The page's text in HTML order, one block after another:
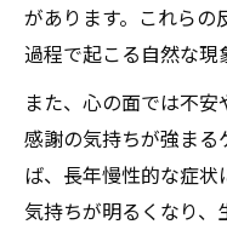
があります。これらの
過程で起こる自然な現
また、心の面では不
感謝の気持ちが強まる
ば、長年慢性的な症
気持ちが明るくなり、